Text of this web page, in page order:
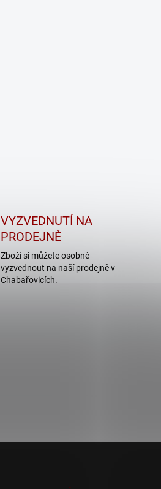
VYZVEDNUTÍ NA
PRODEJNĚ
Zboží si můžete osobně
vyzvednout na naší prodejně v
Chabařovicích.